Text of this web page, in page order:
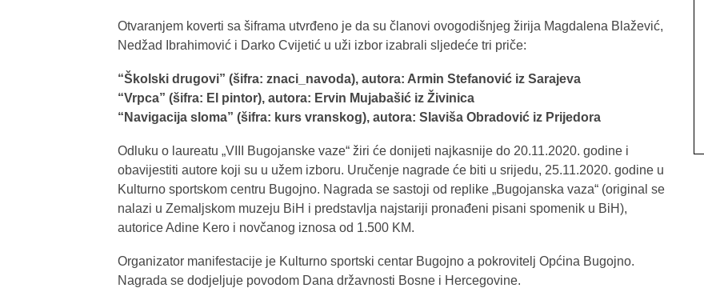
Otvaranjem koverti sa šiframa utvrđeno je da su članovi ovogodišnjeg žirija Magdalena Blažević,
Nedžad Ibrahimović i Darko Cvijetić u uži izbor izabrali sljedeće tri priče:
“Školski drugovi” (šifra: znaci_navoda), autora: Armin Stefanović iz Sarajeva
“Vrpca” (šifra: El pintor), autora: Ervin Mujabašić iz Živinica
“Navigacija sloma” (šifra: kurs vranskog), autora: Slaviša Obradović iz Prijedora
Odluku o laureatu „VIII Bugojanske vaze“ žiri će donijeti najkasnije do 20.11.2020. godine i
obavijestiti autore koji su u užem izboru. Uručenje nagrade će biti u srijedu, 25.11.2020. godine u
Kulturno sportskom centru Bugojno. Nagrada se sastoji od replike „Bugojanska vaza“ (original se
nalazi u Zemaljskom muzeju BiH i predstavlja najstariji pronađeni pisani spomenik u BiH),
autorice Adine Kero i novčanog iznosa od 1.500 KM.
Organizator manifestacije je Kulturno sportski centar Bugojno a pokrovitelj Općina Bugojno.
Nagrada se dodjeljuje povodom Dana državnosti Bosne i Hercegovine.